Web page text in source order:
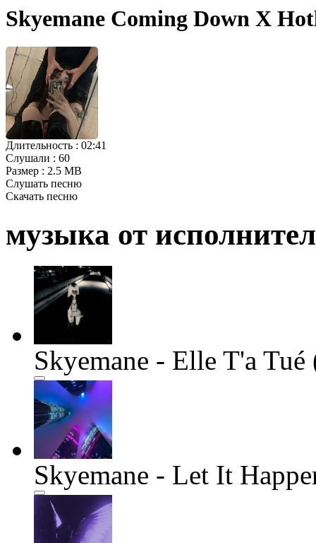
Skyemane Coming Down X
Длительность : 02:41
Слушали : 60
Размер : 2.5 MB
Слушать песню
Скачать песню
музыка от
Skyemane - Elle T'a
Skyemane - Let It